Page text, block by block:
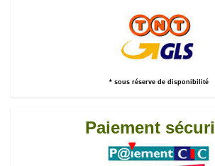
* sous réserve de disponibilité
Paiement